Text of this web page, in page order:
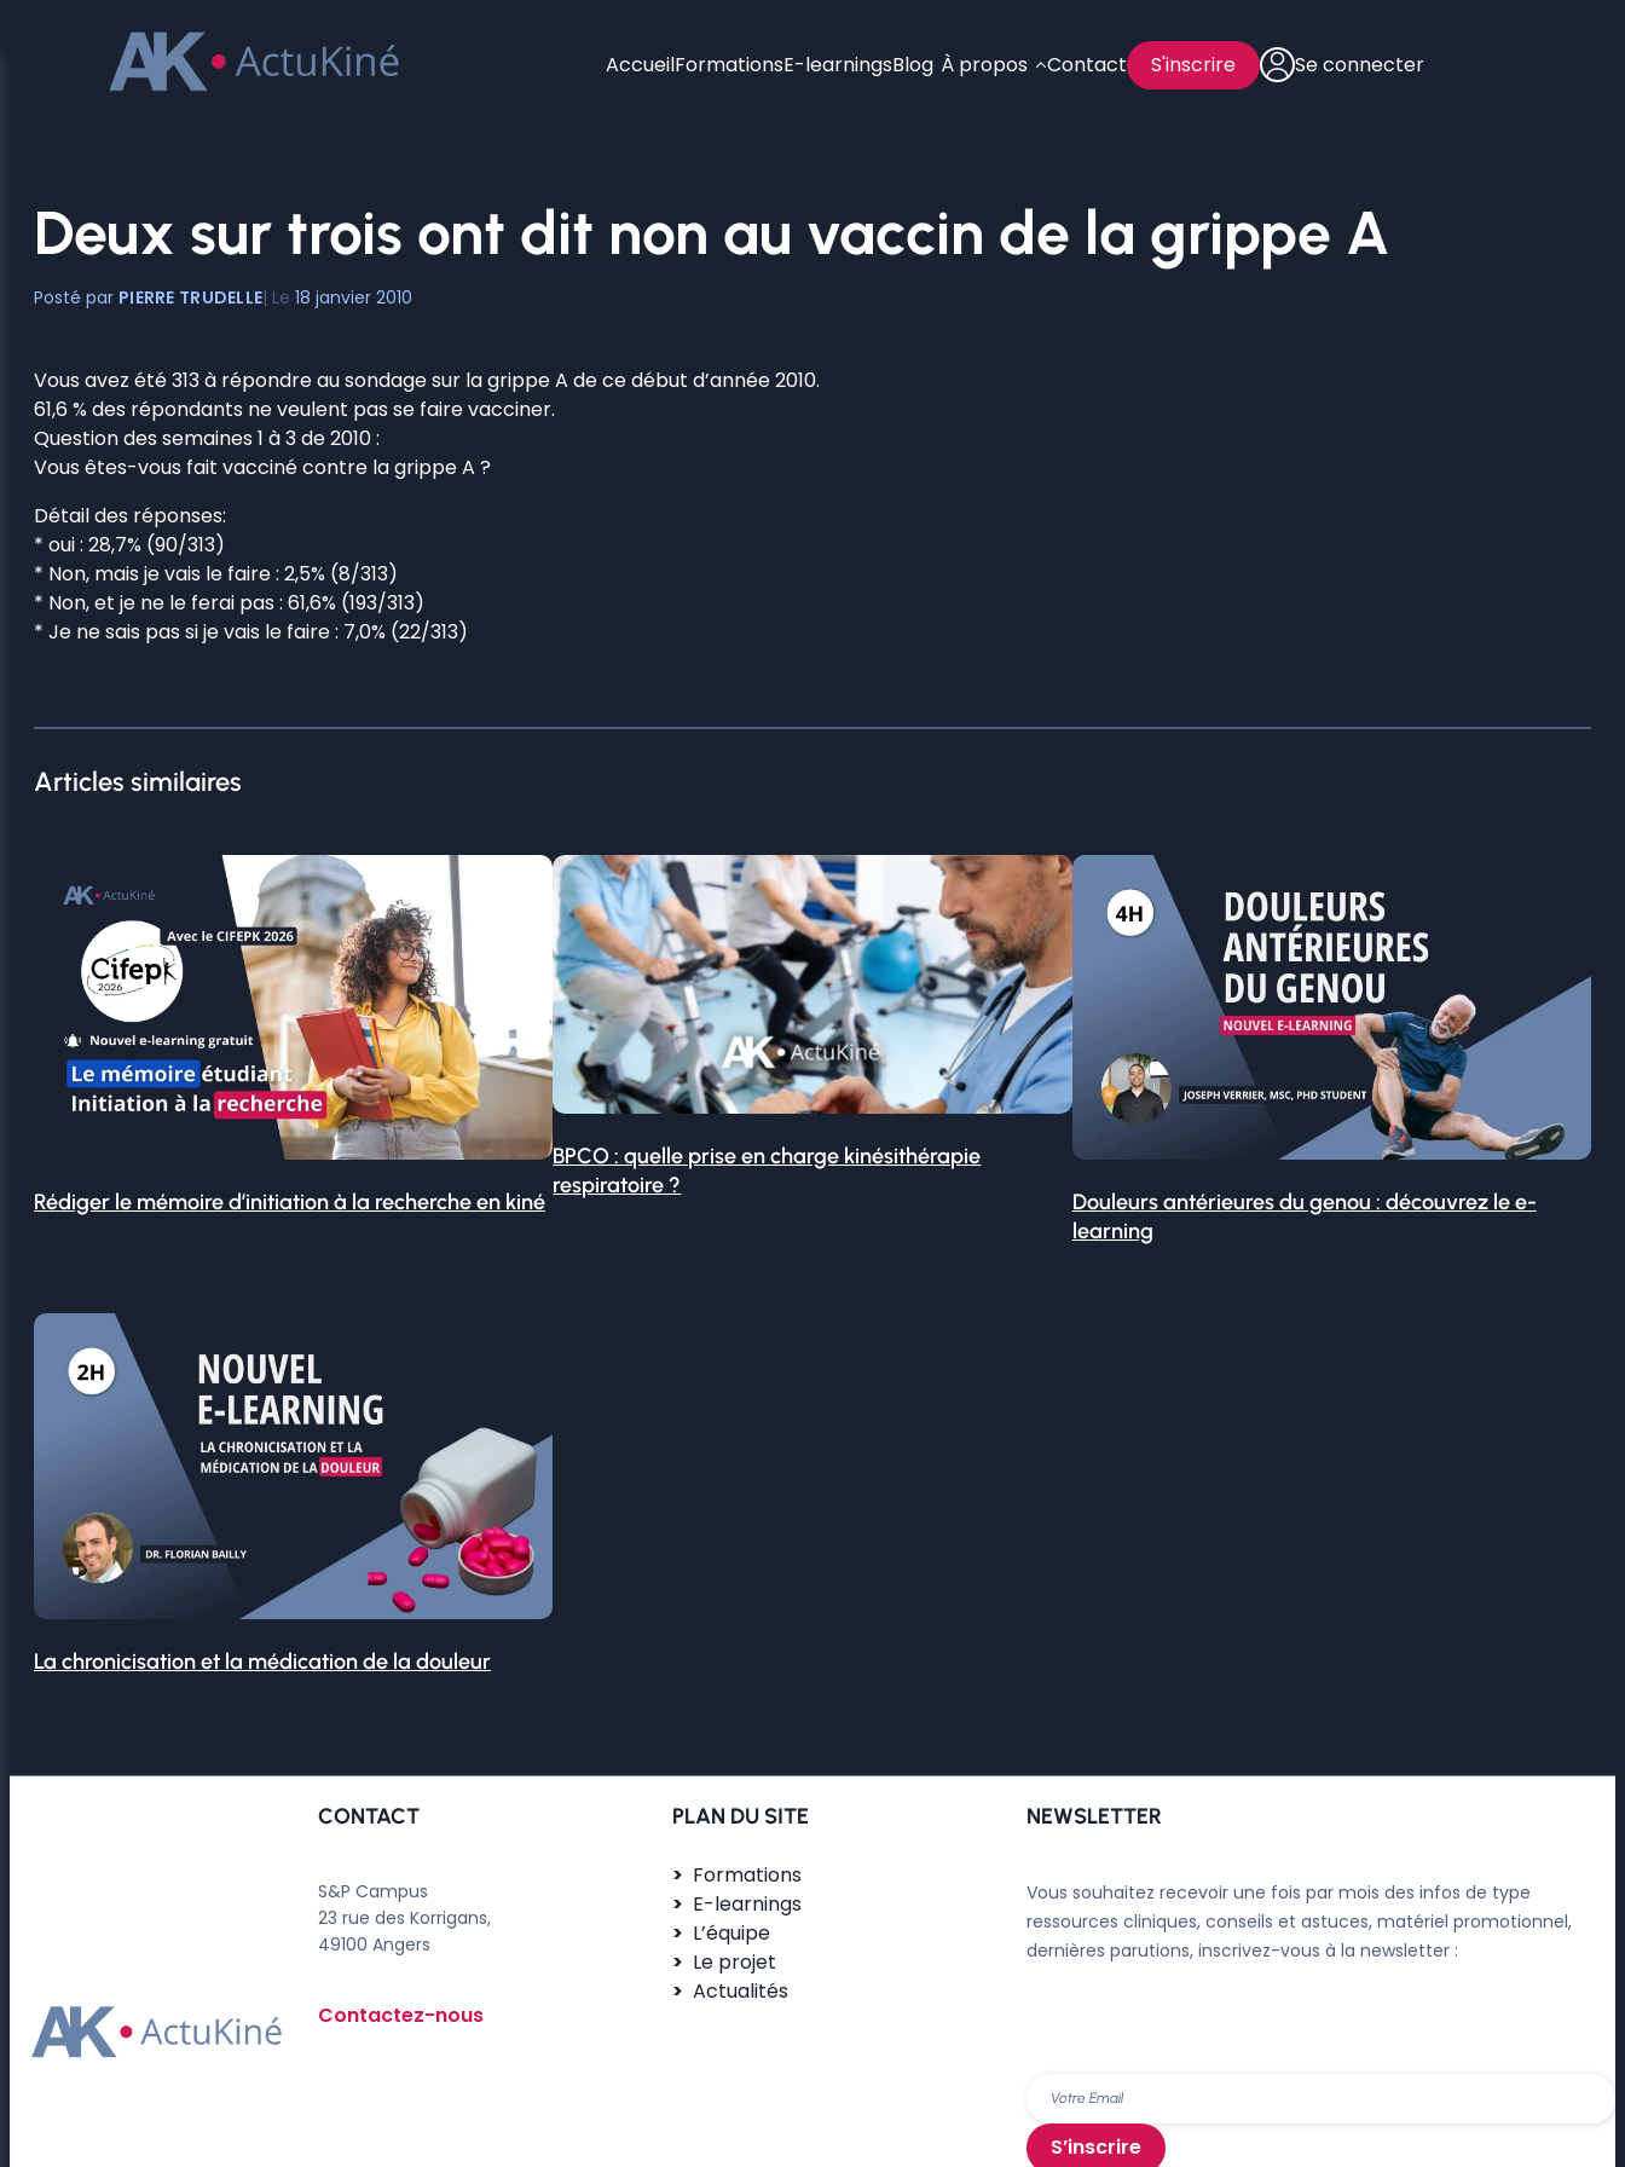
AccueilFormationsE-learningsBlog À propos Contact S'inscrire Se connecter
Deux sur trois ont dit non au vaccin de la grippe A
PIERRE TRUDELLE 18 janvier 2010
Vous avez été 313 à répondre au sondage sur la grippe A de ce début d’année 2010.
61,6 % des répondants ne veulent pas se faire vacciner.
Question des semaines 1 à 3 de 2010:
Vous êtes-vous fait vacciné contre la grippe A ?
Détail des réponses:
* oui : 28,7% (90/313)
* Non, mais je vais le faire : 2,5% (8/313)
* Non, et je ne le ferai pas : 61,6% (193/313)
* Je ne sais pas si je vais le faire : 7,0% (22/313)
Articles similaires
Rédiger le mémoire d’initiation à la recherche en kiné
BPCO : quelle prise en charge kinésithérapie
respiratoire ?
Douleurs antérieures du genou : découvrez le e-
learning
La chronicisation et la médication de la douleur
CONTACT
S&P Campus
23 rue des Korrigans,
49100 Angers
Contactez-nous
PLAN DU SITE
Formations
E-learnings
L’équipe
Le projet
Actualités
NEWSLETTER
Vous souhaitez recevoir une fois par mois des infos de type
ressources cliniques, conseils et astuces, matériel promotionnel,
dernières parutions, inscrivez-vous à la newsletter :
S’inscrire